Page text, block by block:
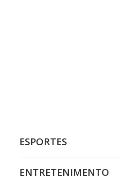
ESPORTES
ENTRETENIMENTO